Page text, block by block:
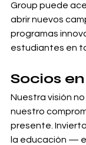
Group puede
abrir nuevos
programas
estudiantes en
Socios
Nuestra visión
nuestro
presente.
la educación —